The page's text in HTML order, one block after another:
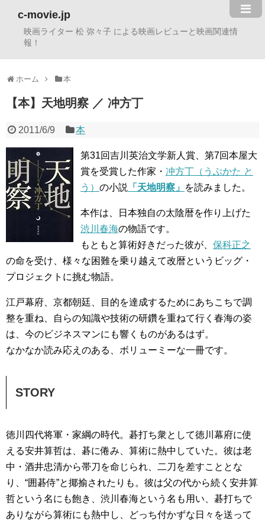
c-movie.jp
映画ライター 松 弥々子 による映画レビューと映画関連情
報！
ホーム 本
【本】天地明察 ／ 冲方丁
2011/6/9 本
第31回吉川英治文学新人賞、第7回本屋大
賞を受賞した作家・ 冲方丁（うぶかた と
う） の小説 「天地明察」 を読みました。
本作は、日本独自の太陰暦を作り上げた
渋川春海の物語です。
もともと算術好きだった彼が、 保科正之
の命を受け、様々な困難を乗り越えて改暦というビッグ・
プロジェクトに挑む物語。
江戸幕府、京都朝廷、目的を達成するためにあちこちで調
整を重ね、自らの知識や技術の研鑽を重ねて行く春海の姿
は、今のビジネスマンにも響くものがあるはず。
なかなか読み応えのある、ボリューミーな一冊です。
STORY
徳川四代将軍・家綱の時代。碁打ち衆として徳川幕府に使
える安井算哲は、碁に倦み、算術に熱中していた。彼は老
中・酒井忠清から帯刀を命じられ、二刀を差すこととな
り、“囲碁侍”と揶揄されたりも。彼は父の代から続く安井算
哲という名にも飽き、渋川春海という名も用い、碁打ちで
ありながら算術にも熱中し、どっち付かずな日々を送って